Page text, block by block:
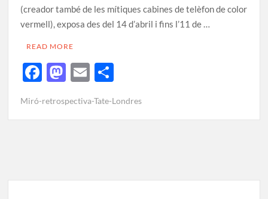
(creador també de les mítiques cabines de telèfon de color
vermell), exposa des del 14 d’abril i fins l’11 de …
READ MORE
F
e
k
M
to
E
ail m
ix
Miró-retrospectiva-Tate-Londres